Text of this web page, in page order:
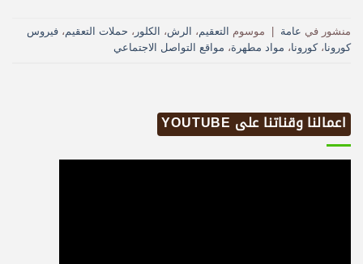
منشور في عامة موسوم التعقيم، الرش، الكلور ، حملات التعقيم، فيروس
كورونا،كورونا، مواد مطهرة، مواقع التواصل الاجتماعي
اعمالنا وقناتنا على YOUTUBE